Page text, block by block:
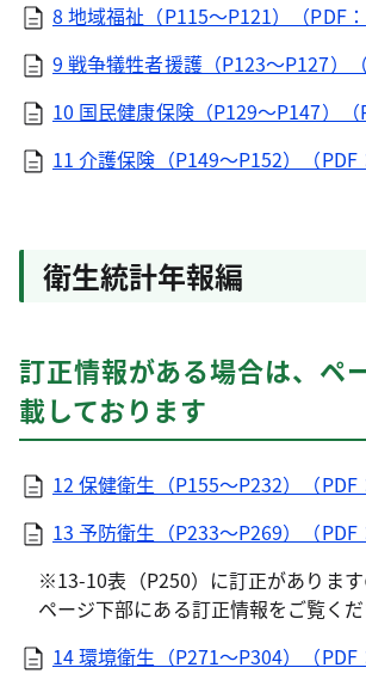
8 地域福祉（P115～P121）（PDF：
9 戦争犠牲者援護（P123～P127）（
10 国民健康保険（P129～P147）（
11 介護保険（P149～P152）（PDF
衛生統計年報編
訂正情報がある場合は、ペ
載しております
12 保健衛生（P155～P232）（PDF
13 予防衛生（P233～P269）（PDF
※13-10表（P250）に訂正がありま
ページ下部にある訂正情報をご覧くだ
14 環境衛生（P271～P304）（PDF